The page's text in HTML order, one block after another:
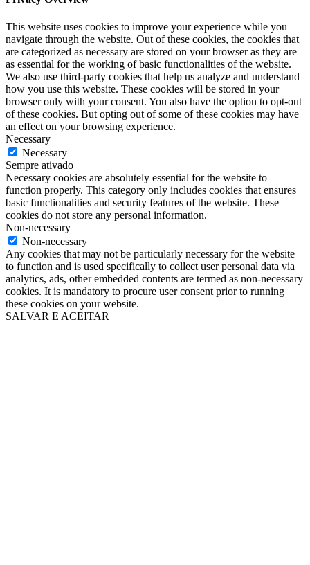
This website uses cookies to improve your experience while you
navigate through the website. Out of these cookies, the cookies that
are categorized as necessary are stored on your browser as they are
as essential for the working of basic functionalities of the website.
We also use third-party cookies that help us analyze and understand
how you use this website. These cookies will be stored in your
browser only with your consent. You also have the option to opt-out
of these cookies. But opting out of some of these cookies may have
an effect on your browsing experience.
Necessary
Necessary
Sempre ativado
Necessary cookies are absolutely essential for the website to
function properly. This category only includes cookies that ensures
basic functionalities and security features of the website. These
cookies do not store any personal information.
Non-necessary
Non-necessary
Any cookies that may not be particularly necessary for the website
to function and is used specifically to collect user personal data via
analytics, ads, other embedded contents are termed as non-necessary
cookies. It is mandatory to procure user consent prior to running
these cookies on your website.
SALVAR E ACEITAR